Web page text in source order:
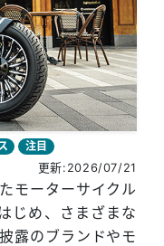
注目
更新:2026/07/21
モーターサイクル
じめ、さまざまな
露のブランドやモ